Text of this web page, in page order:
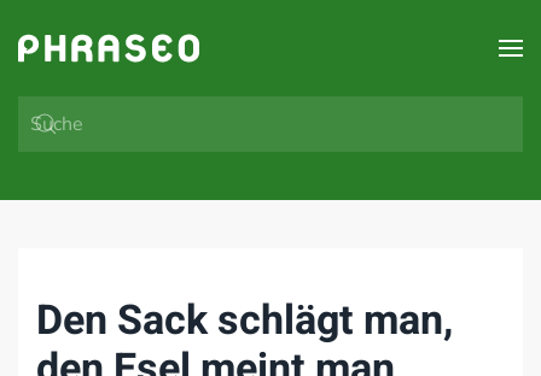
Zum Hauptinhalt springen
Den Sack schlägt man,